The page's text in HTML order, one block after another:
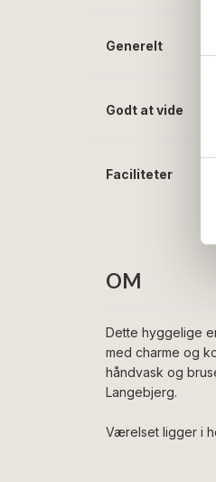
Generelt
Godt at vide
Faciliteter
OM
Dette hyggelige
med charme og
håndvask og
Langebjerg.
Værelset ligger i